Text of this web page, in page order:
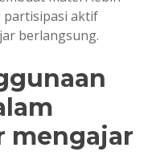
partisipasi aktif
berlangsung.
mengajar